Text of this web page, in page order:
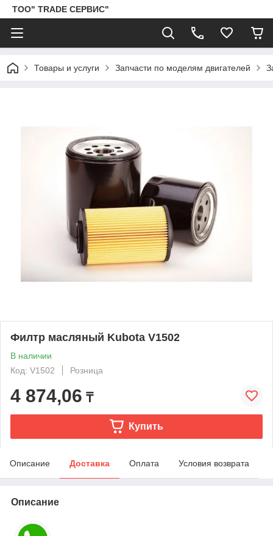
ТОО" TRADE СЕРВИС"
Товары и услуги Запчасти по моделям двигателей
Филтр масляный Kubota V1502
В наличии
Код: V1502
Розница
4 874,06 ₸
Купить
Описание Доставка Оплата Условия возврата
Описание